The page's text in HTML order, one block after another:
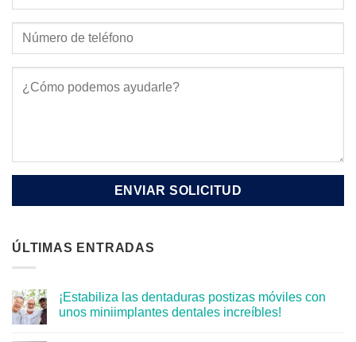
ÚLTIMAS ENTRADAS
¡Estabiliza las dentaduras postizas móviles con
unos miniimplantes dentales increíbles!